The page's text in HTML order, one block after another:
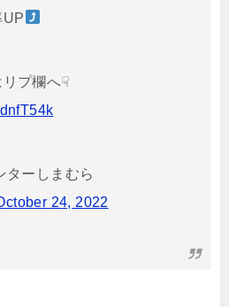
UP
プ欄へ☟
ーしまむら
24, 2022